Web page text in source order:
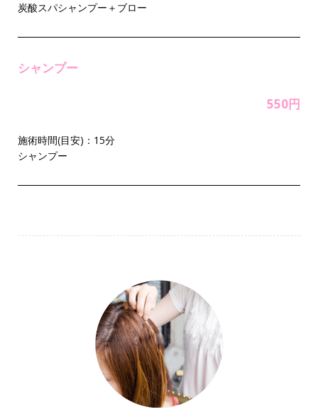
炭酸スパシャンプー＋ブロー
シャンプー
550円
施術時間(目安)：15分
シャンプー